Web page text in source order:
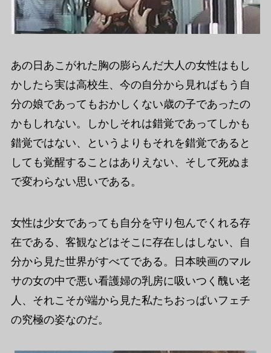
あの日あこがれた胸の膨らんだ大人の女性はもし
かしたら実は高校生、今の自分から見ればもう自
分の娘であってもおかしくない歳の子であったの
かもしれない。しかしそれは錯覚であってしかも
錯覚ではない、というよりもそれを錯覚であると
しても覚醒することはありえない、そして死ぬま
で変わらない思いである。
女性は少女であっても自分を守り包んでくれる存
在である、客観などはそこに存在しはしない、自
分から見た世界がすべてである。日本映画のマル
サの女の中で悪い看護婦の乳房に吸いつく醜い老
人、それこそが端から見た私たちおっぱいフェチ
の究極の姿なのだ。